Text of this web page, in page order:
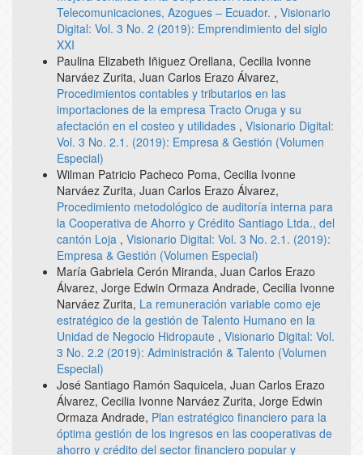
Telecomunicaciones, Azogues – Ecuador. , Visionario
Digital: Vol. 3 No. 2 (2019): Emprendimiento del siglo
XXI
Paulina Elizabeth Iñiguez Orellana, Cecilia Ivonne
Narváez Zurita, Juan Carlos Erazo Álvarez,
Procedimientos contables y tributarios en las
importaciones de la empresa Tracto Oruga y su
afectación en el costeo y utilidades , Visionario Digital:
Vol. 3 No. 2.1. (2019): Empresa & Gestión (Volumen
Especial)
Wilman Patricio Pacheco Poma, Cecilia Ivonne
Narváez Zurita, Juan Carlos Erazo Álvarez,
Procedimiento metodológico de auditoría interna para
la Cooperativa de Ahorro y Crédito Santiago Ltda., del
cantón Loja , Visionario Digital: Vol. 3 No. 2.1. (2019):
Empresa & Gestión (Volumen Especial)
María Gabriela Cerón Miranda, Juan Carlos Erazo
Álvarez, Jorge Edwin Ormaza Andrade, Cecilia Ivonne
Narváez Zurita, La remuneración variable como eje
estratégico de la gestión de Talento Humano en la
Unidad de Negocio Hidropaute , Visionario Digital: Vol.
3 No. 2.2 (2019): Administración & Talento (Volumen
Especial)
José Santiago Ramón Saquicela, Juan Carlos Erazo
Álvarez, Cecilia Ivonne Narváez Zurita, Jorge Edwin
Ormaza Andrade, Plan estratégico financiero para la
óptima gestión de los ingresos en las cooperativas de
ahorro y crédito del sector financiero popular y